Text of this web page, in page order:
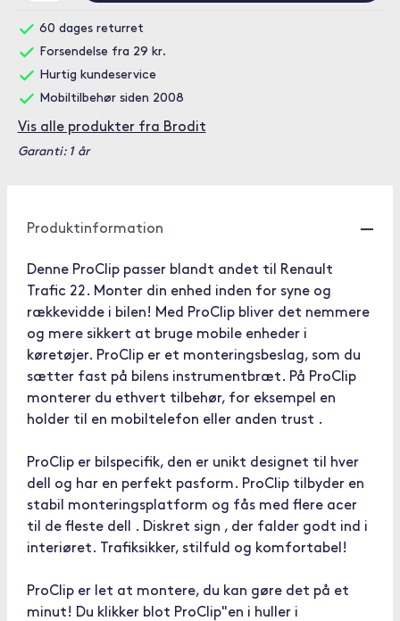
60 dages returret
Forsendelse fra 29 kr.
Hurtig kundeservice
Mobiltilbehør siden 2008
Vis alle produkter fra Brodit
Garanti: 1 år
Produktinformation
Denne ProClip passer blandt andet til Renault
Trafic 22. Monter din enhed inden for syne og
rækkevidde i bilen! Med ProClip bliver det nemmere
og mere sikkert at bruge mobile enheder i
køretøjer. ProClip er et monteringsbeslag, som du
sætter fast på bilens instrumentbræt. På ProClip
monterer du ethvert tilbehør, for eksempel en
holder til en mobiltelefon eller anden trust .
ProClip er bilspecifik, den er unikt designet til hver
dell og har en perfekt pasform. ProClip tilbyder en
stabil monteringsplatform og fås med flere acer
til de fleste dell . Diskret sign , der falder godt ind i
interiøret. Trafiksikker, stilfuld og komfortabel!
ProClip er let at montere, du kan gøre det på et
minut! Du klikker blot ProClip"en i huller i